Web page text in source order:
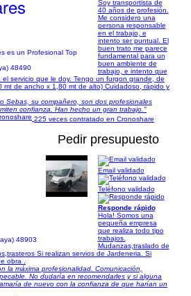
48490
Soy transportista de
40 años de profesión.
Me considero una
persona responsable
en el trabajo, e
intento ser puntual. El
buen trato me parece
fundamental para un
buen ambiente de
trabajo, e intento que
servicio que le doy. Tengo un furgon grande, de
mt de ancho x 1,80 mt de alto) Cuidadoso, rápido y
Sebas, su compañero, son dos profesionales
confianza. Han hecho un gran trabajo."
225 veces contratado en Cronoshare
Pedir presupuesto
48903
Email validado
Teléfono validado
Responde rápido
Hola! Somos una
pequeña empresa
que realiza todo tipo
trabajos.
Mudanzas,traslado de
Si realizan servios de Jardeneria. Si
obra .
la máxima profesionalidad. Comunicación,
No dudaría en recomendarles y si alguna
de nuevo con la confianza de que harían un